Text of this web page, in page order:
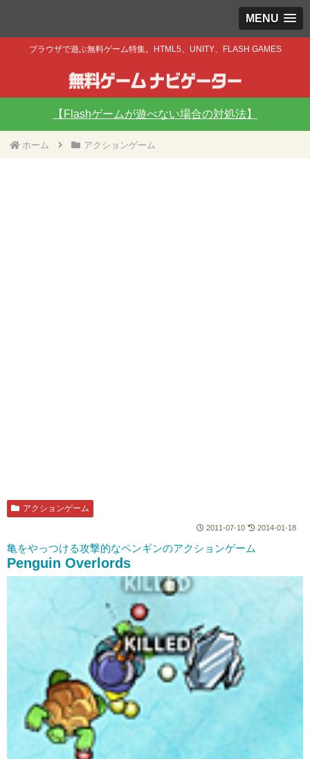
MENU
ブラウザで遊ぶ無料ゲーム特集。HTML5、UNITY、FLASH GAMES
【Flashゲームが遊べない場合の対処法】
ホーム アクションゲーム
アクションゲーム
2011-07-10 2014-01-18
亀をやっつける攻撃的なペンギンのアクションゲーム
Penguin Overlords